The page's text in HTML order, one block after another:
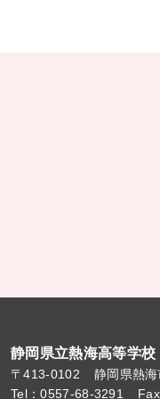
静岡県立熱海高等学校
〒413-0102
静岡県熱
Tel：0557-68-3291